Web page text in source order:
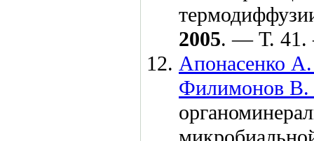
2005. — Т.
Апонасенко
Филимонов